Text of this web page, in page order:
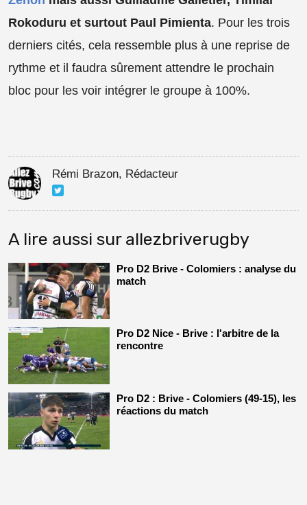
Rokoduru et surtout Paul Pimienta. Pour les trois
derniers cités, cela ressemble plus à une reprise de
rythme et il faudra sûrement attendre le prochain
bloc pour les voir intégrer le groupe à 100%.
Rémi Brazon, Rédacteur
A lire aussi sur allezbriverugby
Pro D2 Brive - Colomiers : analyse du
match
Pro D2 Nice - Brive : l'arbitre de la
rencontre
Pro D2 : Brive - Colomiers (49-15), les
réactions du match